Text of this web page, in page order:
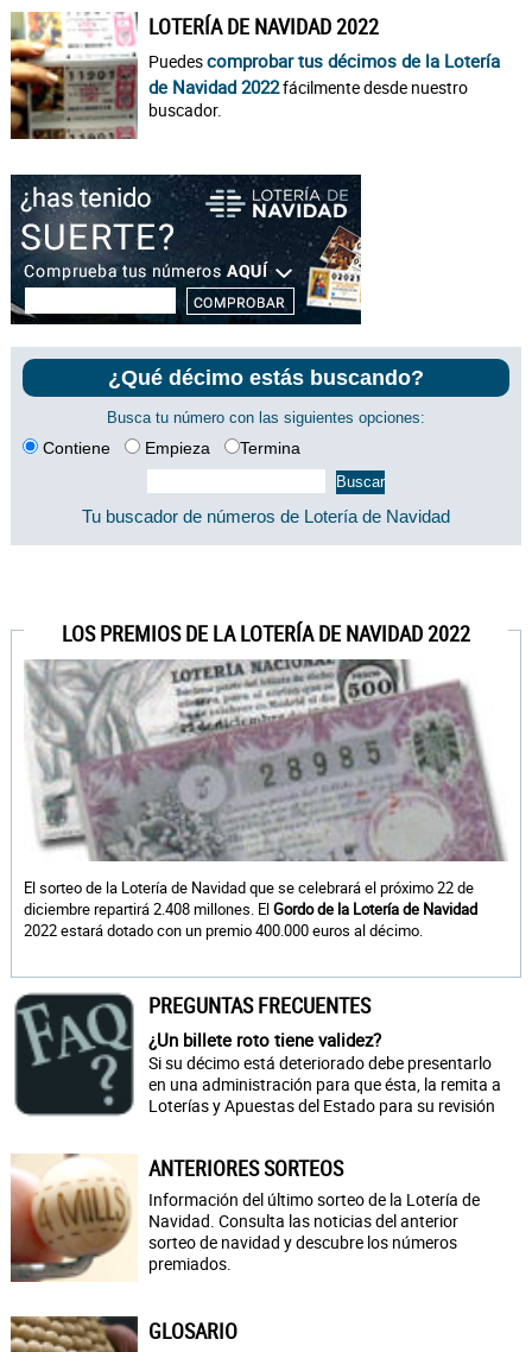
LOTERÍA DE NAVIDAD 2022
Puedescomprobar tus décimos de la Lotería
de Navidad 2022fácilmente desde nuestro
buscador.
¿Qué décimo estás buscando?
Busca tu número con las siguientes opciones:
Contiene Empieza Termina
Tu buscador de números de Lotería de Navidad
LOS PREMIOS DE LA LOTERÍA DE NAVIDAD 2022
El sorteo de la Lotería de Navidad que se celebrará el próximo 22 de
diciembre repartirá 2.408 millones. ElGordo de la Lotería de Navidad
2022 estará dotado con un premio 400.000 euros al décimo.
PREGUNTAS FRECUENTES
¿Un billete roto tiene validez?
Si su décimo está deteriorado debe presentarlo
en una administración para que ésta, la remita a
Loterías y Apuestas del Estado para su revisión
ANTERIORES SORTEOS
Información del último sorteo de la Lotería de
Navidad. Consulta las noticias del anterior
sorteo de navidad y descubre los números
premiados.
GLOSARIO